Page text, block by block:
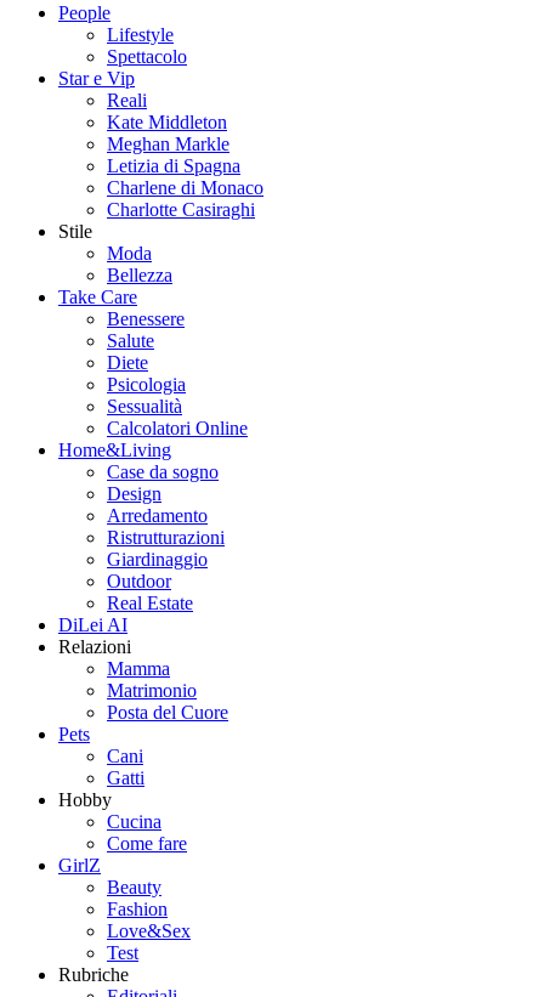
People
Lifestyle
Spettacolo
Star e Vip
Reali
Kate Middleton
Meghan Markle
Letizia di Spagna
Charlene di Monaco
Charlotte Casiraghi
Stile
Moda
Bellezza
Take Care
Benessere
Salute
Diete
Psicologia
Sessualità
Calcolatori Online
Home&Living
Case da sogno
Design
Arredamento
Ristrutturazioni
Giardinaggio
Outdoor
Real Estate
DiLei AI
Relazioni
Mamma
Matrimonio
Posta del Cuore
Pets
Cani
Gatti
Hobby
Cucina
Come fare
GirlZ
Beauty
Fashion
Love&Sex
Test
Rubriche